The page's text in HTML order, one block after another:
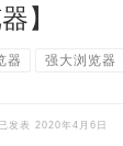
】
器 强大浏览器
已发表2020年4月6日